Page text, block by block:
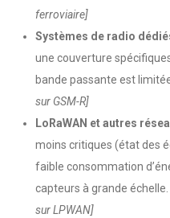
ferroviaire]
Systèmes de radio
une couverture
bande passante est
sur GSM-R]
LoRaWAN et autres
moins critiques (état des
faible consommation
capteurs à grande échelle.
sur LPWAN]